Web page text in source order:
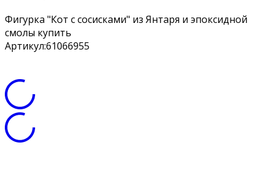
Фигурка "Кот с сосисками" из Янтаря и эпоксидной
смолы купить
Артикул:61066955